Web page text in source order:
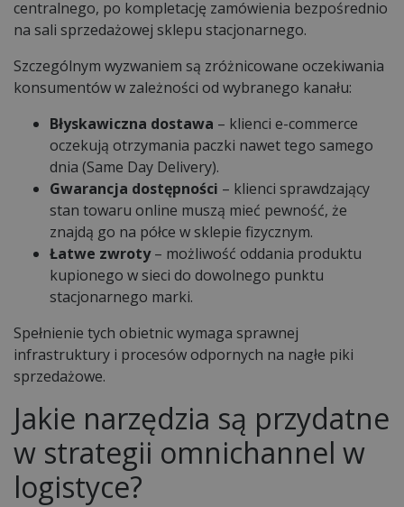
centralnego, po kompletację zamówienia bezpośrednio
na sali sprzedażowej sklepu stacjonarnego.
Szczególnym wyzwaniem są zróżnicowane oczekiwania
konsumentów w zależności od wybranego kanału:
Błyskawiczna dostawa – klienci e-commerce
oczekują otrzymania paczki nawet tego samego
dnia (Same Day Delivery).
Gwarancja dostępności – klienci sprawdzający
stan towaru online muszą mieć pewność, że
znajdą go na półce w sklepie fizycznym.
Łatwe zwroty– możliwość oddania produktu
kupionego w sieci do dowolnego punktu
stacjonarnego marki.
Spełnienie tych obietnic wymaga sprawnej
infrastruktury i procesów odpornych na nagłe piki
sprzedażowe.
Jakie narzędzia są przydatne
w strategii omnichannel w
logistyce?